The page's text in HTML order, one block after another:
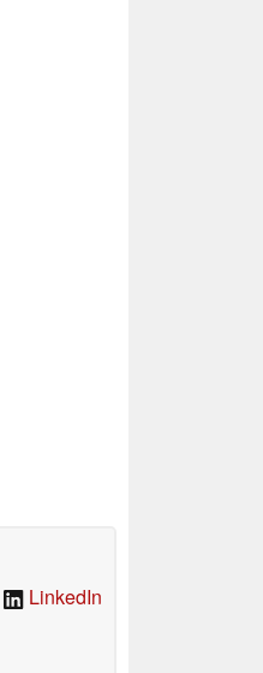
LinkedIn